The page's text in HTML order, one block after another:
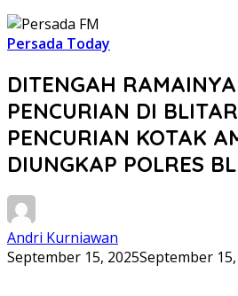
Persada Today
DITENGAH
PENCURIAN DI
PENCURIAN KOTAK
DIUNGKAP POLRES
Andri Kurniawan
September 15, 2025September